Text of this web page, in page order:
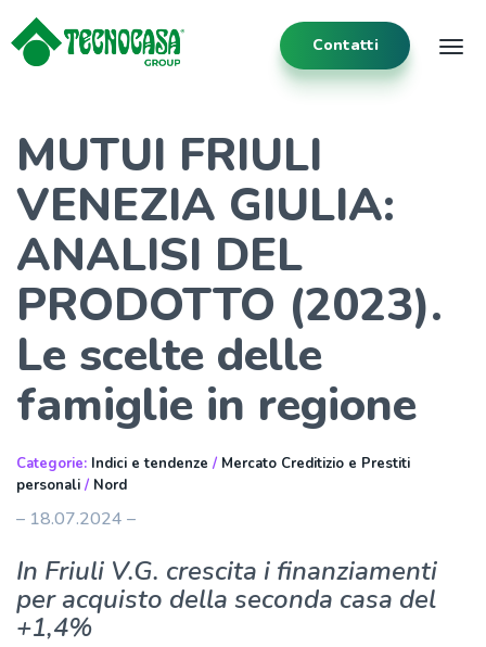
Contatti
MUTUI FRIULI
VENEZIA GIULIA:
ANALISI DEL
PRODOTTO (2023).
Le scelte delle
famiglie in regione
Categorie: Indici e tendenze / Mercato Creditizio e Prestiti
personali / Nord
– 18.07.2024 –
In Friuli V.G. crescita i finanziamenti
per acquisto della seconda casa del
+1,4%